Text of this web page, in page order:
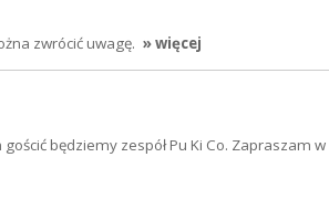
zwrócić uwagę. » więcej
będziemy zespół Pu Ki Co. Zapraszam w